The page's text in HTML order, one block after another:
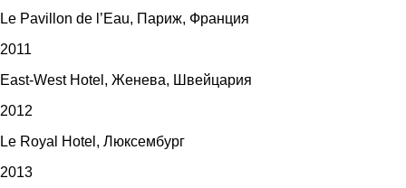
Le Pavillon de l’Eau, Париж, Франция
2011
East-West Hotel, Женева, Швейцария
2012
Le Royal Hotel, Люксембург
2013